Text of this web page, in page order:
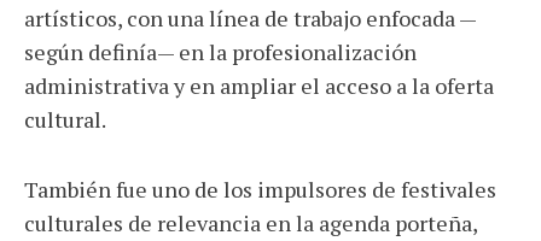
artísticos, con una línea de trabajo enfocada —
según definía— en la profesionalización
administrativa y en ampliar el acceso a la oferta
cultural.
También fue uno de los impulsores de festivales
culturales de relevancia en la agenda porteña,